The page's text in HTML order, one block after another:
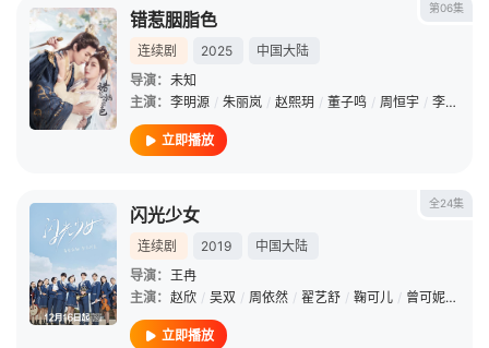
第06集
错惹胭脂色
连续剧 2025
中国大陆
导演： 未知
主演： 李明源 / 朱丽岚 / 赵熙玥 / 董子鸣 / 周恒宇 / 李征
立即播放
全24集
闪光少女
连续剧 2019
中国大陆
导演： 王冉
主演： 赵欣 / 吴双 / 周依然 / 翟艺舒 / 鞠可儿 / 曾可妮 /
立即播放